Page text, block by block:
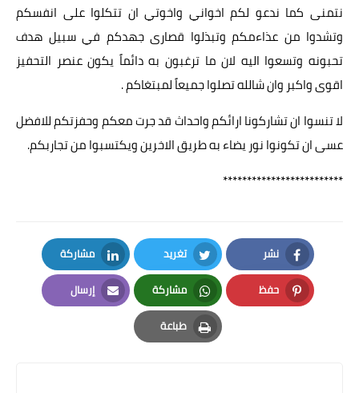
نتمنى كما ندعو لكم اخواني واخوتي ان تتكلوا على انفسكم
وتشدوا من عذاءمكم وتبذلوا قصارى جهدكم في سبيل هدف
تحبونه وتسعوا اليه لان ما ترغبون به دائماً يكون عنصر التحفيز
اقوى واكبر وان شالله تصلوا جميعاً لمبتغاكم .
لا تنسوا ان تشاركونا ارائكم واحداث قد جرت معكم وحفزتكم للافضل
عسى ان تكونوا نور يضاء به طريق الاخرين ويكتسبوا من تجاربكم.
*************************
نشر
Facebook
تغريد
Twitter
مشاركة
LinkedIn
حفظ
Pinterest
مشاركة
Whatsapp
إرسال
Email
طباعة
Print